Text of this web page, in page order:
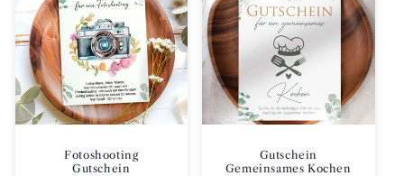
Fotoshooting
Gutschein
Gutschein
Gemeinsames Kochen